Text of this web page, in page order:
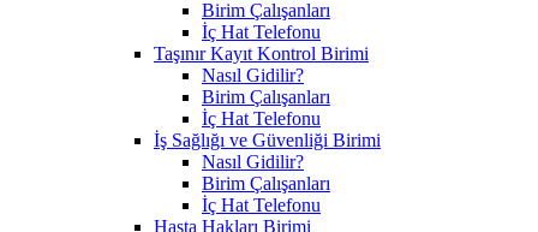
Birim Çalışanları
İç Hat Telefonu
Taşınır Kayıt Kontrol Birimi
Nasıl Gidilir?
Birim Çalışanları
İç Hat Telefonu
İş Sağlığı ve Güvenliği Birimi
Nasıl Gidilir?
Birim Çalışanları
İç Hat Telefonu
Hasta Hakları Birimi